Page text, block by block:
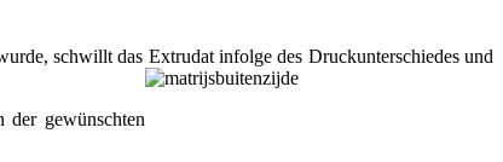
schwillt das Extrudat infolge des Druckunterschiedes und
gewünschten